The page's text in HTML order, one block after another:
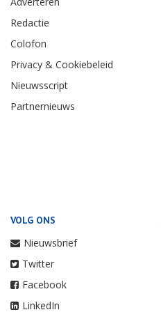
Redactie
Colofon
Privacy & Cookiebeleid
Nieuwsscript
Partnernieuws
VOLG ONS
Nieuwsbrief
Twitter
Facebook
LinkedIn